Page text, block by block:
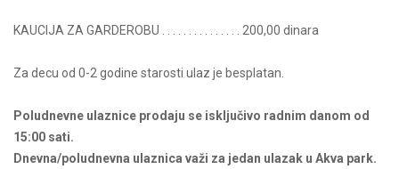
KAUCIJA ZA GARDEROBU . . . . . . . . . . . . . . . 200,00 dinara
Za decu od 0-2 godine starosti ulaz je besplatan.
Poludnevne ulaznice prodaju se isključivo radnim danom od
15:00 sati.
Dnevna/poludnevna ulaznica važi za jedan ulazak u Akva park.